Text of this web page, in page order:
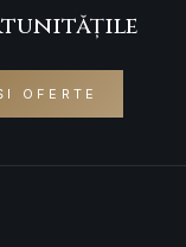
OFERTE